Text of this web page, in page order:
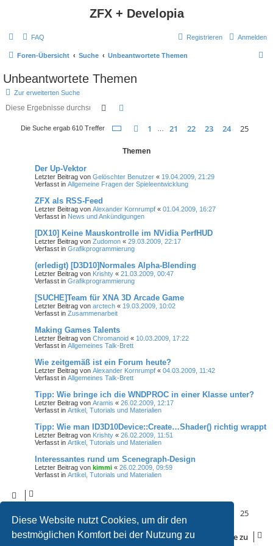
Diese Website nutzt Cookies, um dir den
bestmöglichen Komfort bei der Nutzung zu
ZFX + Developia
FAQ Anmelden
Registrieren
Foren-Übersicht Suche Unbeantwortete Themen
Unbeantwortete Themen
Zur erweiterten Suche
Suche
Die Suche ergab 610 Treffer Seite 25 von25
Vorherige
1 21 22 23 24 25
Themen
Der Up-Vektor
Letzter Beitrag von Gelöschter Benutzer « 19.04.2009, 21:29
Verfasst in Allgemeine Fragen der Spieleentwicklung
ZFX als RSS-Feed
Letzter Beitrag von Alexander Kornrumpf « 01.04.2009, 16:27
Verfasst in News und Ankündigungen
[DX10] Keine Mauskontrolle im NVidia PerfHUD
Letzter Beitrag von Zudomon « 29.03.2009, 22:17
Verfasst in Grafikprogrammierung
(erledigt) [D3D10]Normales Alpha-Blending
Letzter Beitrag von Krishty « 21.03.2009, 00:47
Verfasst in Grafikprogrammierung
[SUCHE]Team für XNA 3D Arcade Game
Letzter Beitrag von arctech « 19.03.2009, 10:02
Verfasst in Zusammenarbeit
Making Games Talents
Letzter Beitrag von Chromanoid « 10.03.2009, 17:22
Verfasst in Allgemeines Talk-Brett
Wie zeitgemäß ist ein Forum heute?
Letzter Beitrag von Alexander Kornrumpf « 04.03.2009, 11:42
Verfasst in Allgemeines Talk-Brett
Tipp: Wie bringe ich die WNDPROC in einer Klasse unter?
Letzter Beitrag von Aramis « 26.02.2009, 12:17
Verfasst in Artikel, Tutorials und Materialien
Tipp: Wie man ID3D10Device::Create…Shader() richtig wrappt
Letzter Beitrag von Krishty « 26.02.2009, 11:51
Verfasst in Artikel, Tutorials und Materialien
Interessantes rund um Scenegraph-Design
Letzter Beitrag von kimmi « 26.02.2009, 09:59
Verfasst in Artikel, Tutorials und Materialien
25
Gehe zu